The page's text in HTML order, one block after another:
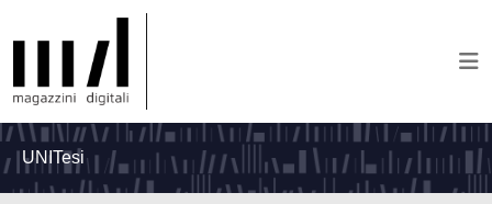
UNITesi